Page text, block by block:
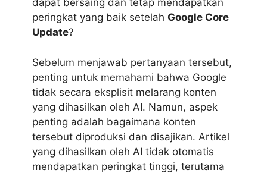
dapat bersaing dan tetap mendapatkan
peringkat yang baik setelah Google Core
Update?
Sebelum menjawab pertanyaan tersebut,
penting untuk memahami bahwa Google
tidak secara eksplisit melarang konten
yang dihasilkan oleh AI. Namun, aspek
penting adalah bagaimana konten
tersebut diproduksi dan disajikan. Artikel
yang dihasilkan oleh AI tidak otomatis
mendapatkan peringkat tinggi, terutama